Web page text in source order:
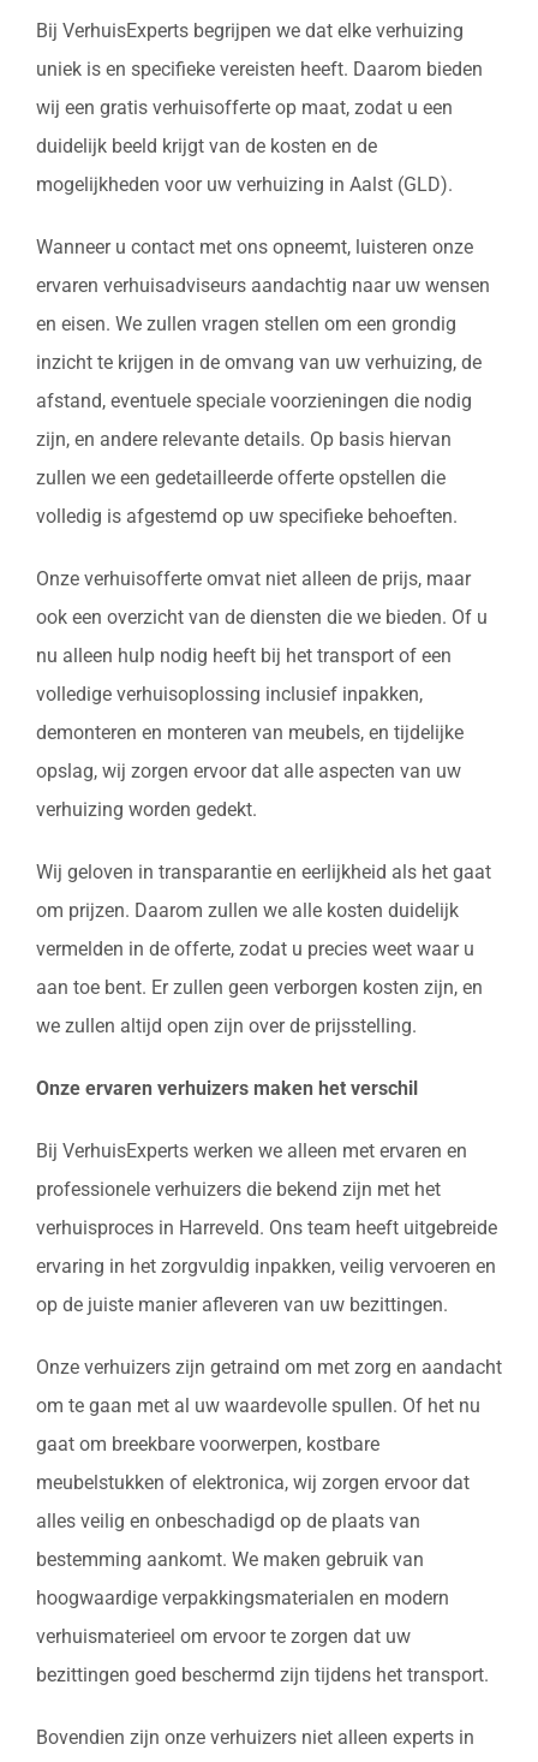
Bij VerhuisExperts begrijpen we dat elke verhuizing
uniek is en specifieke vereisten heeft. Daarom bieden
wij een gratis verhuisofferte op maat, zodat u een
duidelijk beeld krijgt van de kosten en de
mogelijkheden voor uw verhuizing in Aalst (GLD).
Wanneer u contact met ons opneemt, luisteren onze
ervaren verhuisadviseurs aandachtig naar uw wensen
en eisen. We zullen vragen stellen om een grondig
inzicht te krijgen in de omvang van uw verhuizing, de
afstand, eventuele speciale voorzieningen die nodig
zijn, en andere relevante details. Op basis hiervan
zullen we een gedetailleerde offerte opstellen die
volledig is afgestemd op uw specifieke behoeften.
Onze verhuisofferte omvat niet alleen de prijs, maar
ook een overzicht van de diensten die we bieden. Of u
nu alleen hulp nodig heeft bij het transport of een
volledige verhuisoplossing inclusief inpakken,
demonteren en monteren van meubels, en tijdelijke
opslag, wij zorgen ervoor dat alle aspecten van uw
verhuizing worden gedekt.
Wij geloven in transparantie en eerlijkheid als het gaat
om prijzen. Daarom zullen we alle kosten duidelijk
vermelden in de offerte, zodat u precies weet waar u
aan toe bent. Er zullen geen verborgen kosten zijn, en
we zullen altijd open zijn over de prijsstelling.
Onze ervaren verhuizers maken het verschil
Bij VerhuisExperts werken we alleen met ervaren en
professionele verhuizers die bekend zijn met het
verhuisproces in Harreveld. Ons team heeft uitgebreide
ervaring in het zorgvuldig inpakken, veilig vervoeren en
op de juiste manier afleveren van uw bezittingen.
Onze verhuizers zijn getraind om met zorg en aandacht
om te gaan met al uw waardevolle spullen. Of het nu
gaat om breekbare voorwerpen, kostbare
meubelstukken of elektronica, wij zorgen ervoor dat
alles veilig en onbeschadigd op de plaats van
bestemming aankomt. We maken gebruik van
hoogwaardige verpakkingsmaterialen en modern
verhuismaterieel om ervoor te zorgen dat uw
bezittingen goed beschermd zijn tijdens het transport.
Bovendien zijn onze verhuizers niet alleen experts in